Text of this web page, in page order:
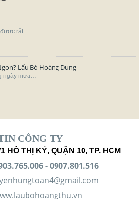
được rất…
Lẩu Bò Hoàng Dung
ngày mưa…
CÔNG TY
HỒ THỊ KỶ, QUẬN 10, TP. HCM
-0907.801.516